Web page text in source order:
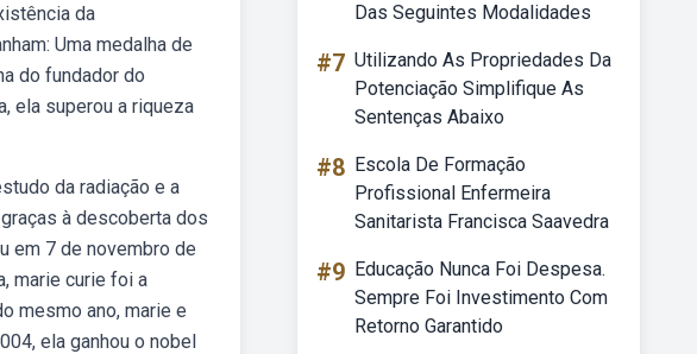
da
Uma medalha de
do fundador do
ela superou a riqueza
da radiação e a
à descoberta dos
em 7 de novembro de
marie curie foi a
mesmo ano, marie e
ela ganhou o nobel
Das Seguintes Modalidades
#7 Utilizando As Propriedades Da
Potenciação Simplifique As
Sentenças Abaixo
#8 Escola De Formação
Profissional Enfermeira
Sanitarista Francisca Saavedra
#9 Educação Nunca Foi Despesa.
Sempre Foi Investimento Com
Retorno Garantido